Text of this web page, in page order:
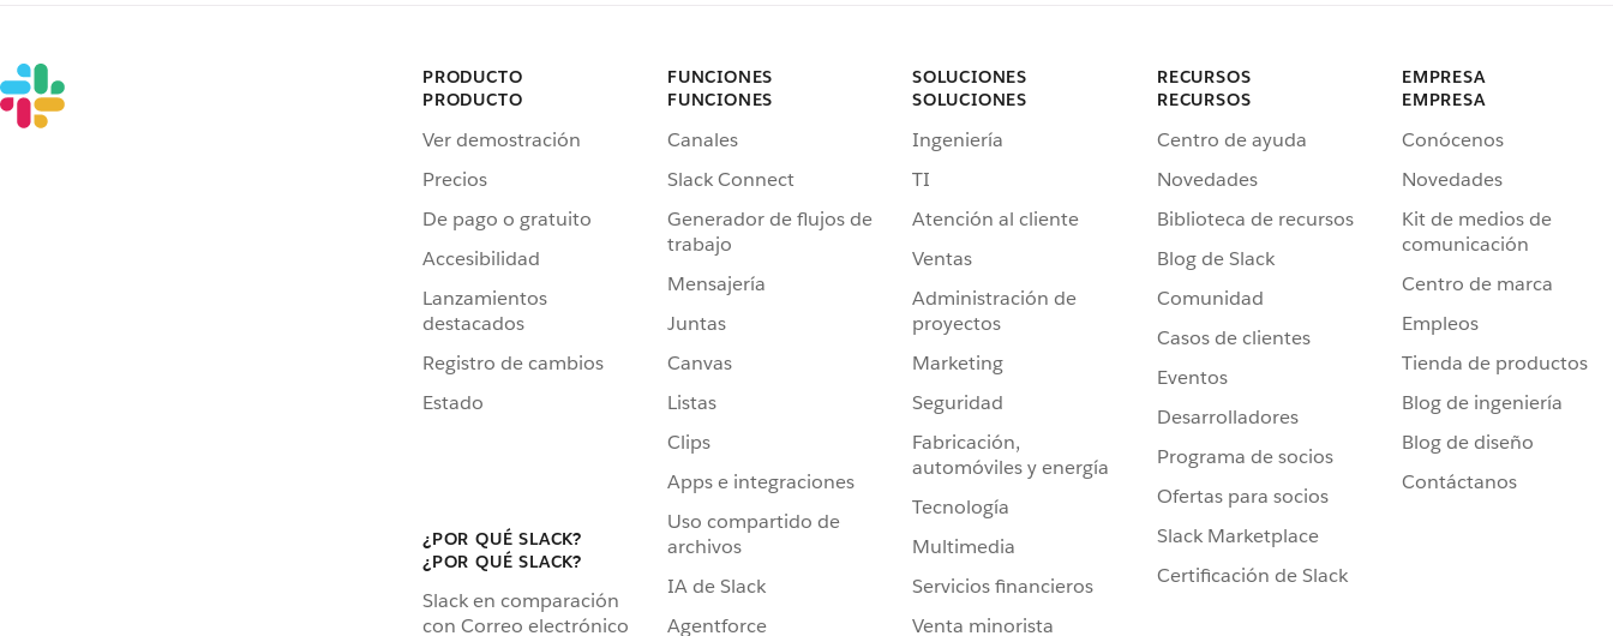
PRODUCTO
PRODUCTO
Ver demostración
Precios
De pago o gratuito
Accesibilidad
Lanzamientos
destacados
Registro de cambios
Estado
¿POR QUÉ SLACK?
¿POR QUÉ SLACK?
Slack en comparación
con Correo electrónico
FUNCIONES
FUNCIONES
Canales
Slack Connect
Generador de flujos de
trabajo
Mensajería
Juntas
Canvas
Listas
Clips
Apps e integraciones
Uso compartido de
archivos
IA de Slack
Agentforce
SOLUCIONES
SOLUCIONES
Ingeniería
TI
Atención al cliente
Ventas
Administración de
proyectos
Marketing
Seguridad
Fabricación,
automóviles y energía
Tecnología
Multimedia
Servicios financieros
Venta minorista
RECURSOS
RECURSOS
Centro de ayuda
Novedades
Biblioteca de recursos
Blog de Slack
Comunidad
Casos de clientes
Eventos
Desarrolladores
Programa de socios
Ofertas para socios
Slack Marketplace
Certificación de Slack
EMPRESA
EMPRESA
Conócenos
Novedades
Kit de medios de
comunicación
Centro de marca
Empleos
Tienda de productos
Blog de ingeniería
Blog de diseño
Contáctanos